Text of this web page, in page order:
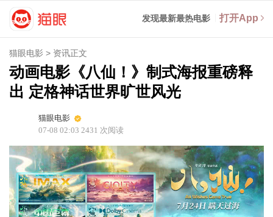
发现最新最热电影 打开App
猫眼电影 > 资讯正文
动画电影《八仙！》制式海报重磅释
出 定格神话世界旷世风光
猫眼电影
07-08 02:03 2431 次阅读